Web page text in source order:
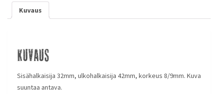
Kuvaus
Kuvaus
Sisähalkaisija 32mm, ulkohalkaisija 42mm, korkeus 8/9mm. Kuva
suuntaa antava.